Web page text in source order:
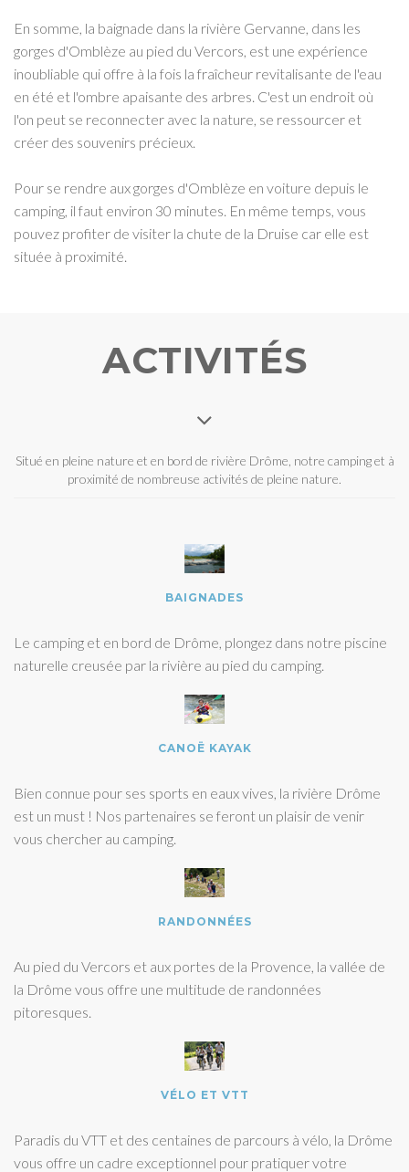
En somme, la baignade dans la rivière Gervanne, dans les
gorges d'Omblèze au pied du Vercors, est une expérience
inoubliable qui offre à la fois la fraîcheur revitalisante de l'eau
en été et l'ombre apaisante des arbres. C'est un endroit où
l'on peut se reconnecter avec la nature, se ressourcer et
créer des souvenirs précieux.
Pour se rendre aux gorges d'Omblèze en voiture depuis le
camping, il faut environ 30 minutes. En même temps, vous
pouvez profiter de visiter la chute de la Druise car elle est
située à proximité.
ACTIVITÉS
Situé en pleine nature et en bord de rivière Drôme, notre camping et à
proximité de nombreuse activités de pleine nature.
BAIGNADES
Le camping et en bord de Drôme, plongez dans notre piscine
naturelle creusée par la rivière au pied du camping.
CANOË KAYAK
Bien connue pour ses sports en eaux vives, la rivière Drôme
est un must ! Nos partenaires se feront un plaisir de venir
vous chercher au camping.
RANDONNÉES
Au pied du Vercors et aux portes de la Provence, la vallée de
la Drôme vous offre une multitude de randonnées
pitoresques.
VÉLO ET VTT
Paradis du VTT et des centaines de parcours à vélo, la Drôme
vous offre un cadre exceptionnel pour pratiquer votre